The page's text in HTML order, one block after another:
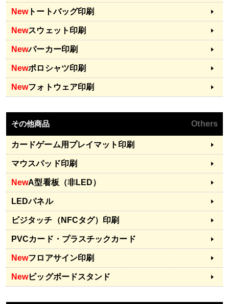
Newトートバッグ印刷
Newスウェット印刷
Newパーカー印刷
Newポロシャツ印刷
Newフォトウェア印刷
その他商品 Others
カードゲーム用プレイマット印刷
マウスパッド印刷
NewA型看板（非LED）
LEDパネル
ビジタッチ（NFCタグ）印刷
PVCカード・プラスチックカード
Newフロアサイン印刷
Newビッグボードスタンド